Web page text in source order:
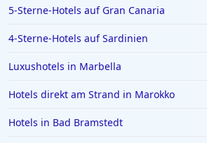
5-Sterne-Hotels auf Gran Canaria
4-Sterne-Hotels auf Sardinien
Luxushotels in Marbella
Hotels direkt am Strand in Marokko
Hotels in Bad Bramstedt